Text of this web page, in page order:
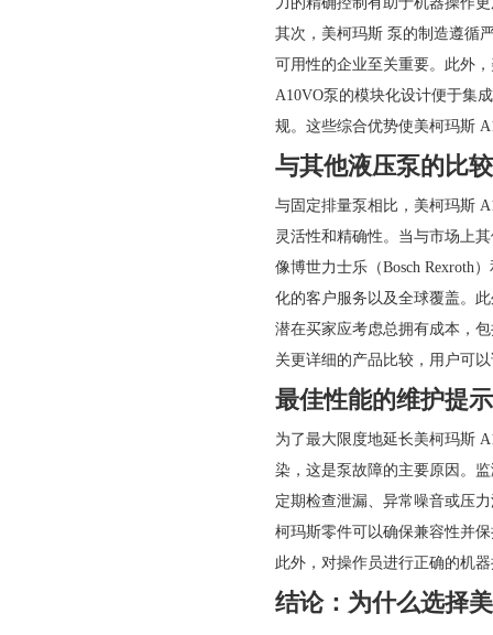
其次，美柯玛斯 泵的制造遵循
可用性的企业至关重要。此外
A10VO泵的模块化设计便于集
规。这些综合优势使美柯玛斯
与其他液压泵的比较
与固定排量泵相比，美柯玛斯
灵活性和精确性。当与市场上
像博世力士乐（Bosch Rexroth
化的客户服务以及全球覆盖。
潜在买家应考虑总拥有成本，
关更详细的产品比较，用户可
最佳性能的维护提示
为了最大限度地延长美柯玛斯
染，这是泵故障的主要原因。
定期检查泄漏、异常噪音或压
柯玛斯零件可以确保兼容性并
此外，对操作员进行正确的机
结论：为什么选择